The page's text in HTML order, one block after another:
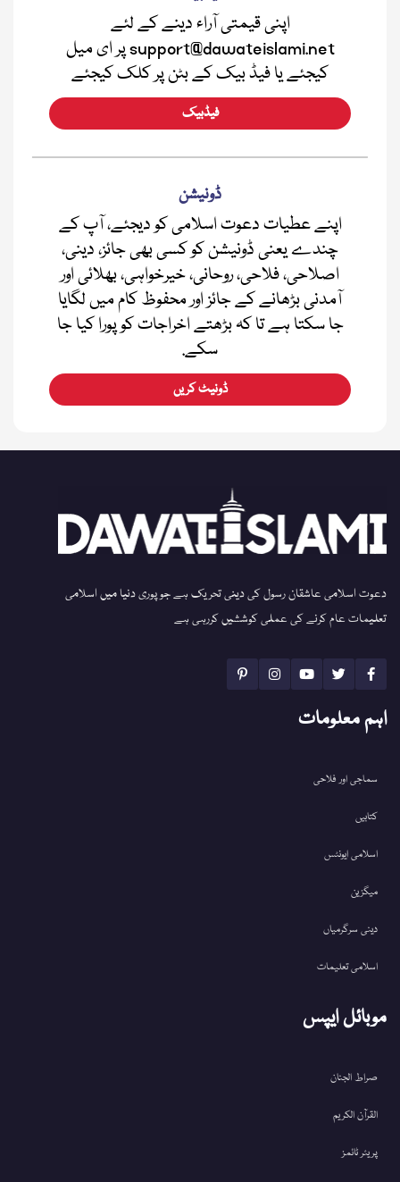
اپنی قیمتی آراء دینے کے لئے
support@dawateislami.net پر ای میل
کیجئے یا فیڈ بیک کے بٹن پر کلک کیجئے
فیڈبیک
ڈونیشن
اپنے عطیات دعوت اسلامی کو دیجئے، آپ کے
چندے یعنی ڈونیشن کو کسی بھی جائز، دینی،
اصلاحی، فلاحی، روحانی، خیرخواہی، بھلائی اور
آمدنی بڑھانے کے جائز اور محفوظ کام میں لگایا
جا سکتا ہے تا کہ بڑھتے اخراجات کو پورا کیا جا
سکے.
ڈونیٹ کریں
دعوت اسلامی عاشقان رسول کی دینی تحریک ہے جو پوری دنیا میں اسلامی
تعلیمات عام کرنے کی عملی کوششیں کررہی ہے
اہم معلومات
سماجی اور فلاحی
کتابیں
اسلامی ایونٹس
میگزین
دینی سرگرمیاں
اسلامی تعلیمات
موبائل ایپس
صراط الجنان
القرآن الکریم
پریئر ٹائمز